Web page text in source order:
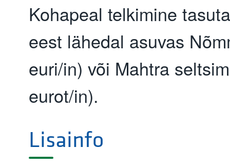
Kohapeal telkimine
eest lähedal asuvas
euri/in) või Mahtra
eurot/in).
Lisainfo